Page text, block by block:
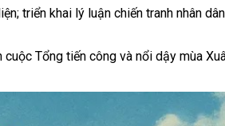
triển khai lý luận chiến tranh nhân
Tổng tiến công và nổi dậy mùa